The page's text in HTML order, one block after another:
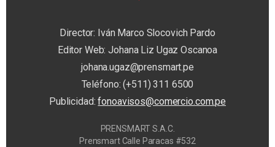
Director: Iván Marco Slocovich Pardo
Editor Web: Johana Liz Ugaz Oscanoa
johana.ugaz@prensmart.pe
Teléfono: (+511) 311 6500
Publicidad:fonoavisos@comercio.com.pe
PRENSMART S.A.C.
Prensmart Calle Paracas #532